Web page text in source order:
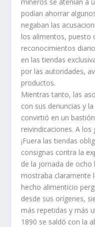
podí­an ahorrar
negaban las
los alimentos, puesto
reconocimientos
en las tiendas
por las autoridades,
productos.
Mientras tanto, las
con sus denuncias y
convirtió en un
reivindicaciones. A los
¡Fuera las tiendas
consignas contra la
de la jornada de ocho
mostraba claramente
hecho alimenticio
desde sus orí­genes,
más repetidas y más
1890 se saldó con la